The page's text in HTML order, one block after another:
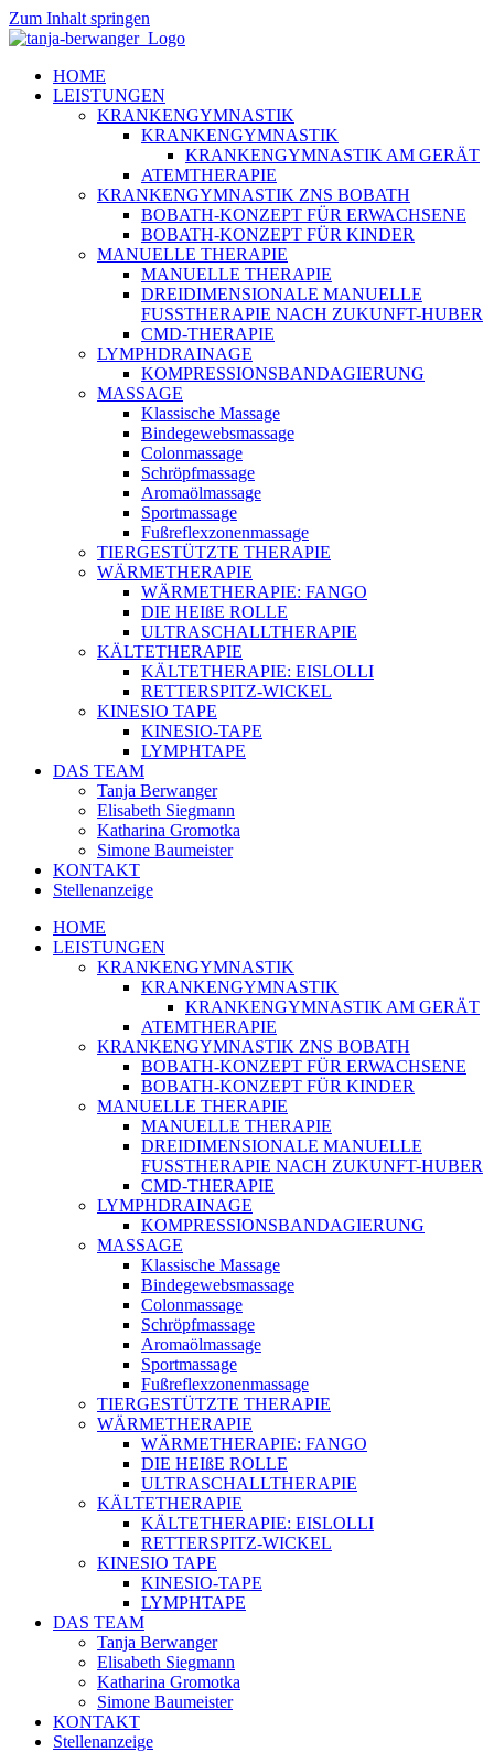
Zum Inhalt springen
HOME
LEISTUNGEN
KRANKENGYMNASTIK
KRANKENGYMNASTIK
KRANKENGYMNASTIK AM GERÄT
ATEMTHERAPIE
KRANKENGYMNASTIK ZNS BOBATH
BOBATH-KONZEPT FÜR ERWACHSENE
BOBATH-KONZEPT FÜR KINDER
MANUELLE THERAPIE
MANUELLE THERAPIE
DREIDIMENSIONALE MANUELLE
FUSSTHERAPIE NACH ZUKUNFT-HUBER
CMD-THERAPIE
LYMPHDRAINAGE
KOMPRESSIONSBANDAGIERUNG
MASSAGE
Klassische Massage
Bindegewebsmassage
Colonmassage
Schröpfmassage
Aromaölmassage
Sportmassage
Fußreflexzonenmassage
TIERGESTÜTZTE THERAPIE
WÄRMETHERAPIE
WÄRMETHERAPIE: FANGO
DIE HEIßE ROLLE
ULTRASCHALLTHERAPIE
KÄLTETHERAPIE
KÄLTETHERAPIE: EISLOLLI
RETTERSPITZ-WICKEL
KINESIO TAPE
KINESIO-TAPE
LYMPHTAPE
DAS TEAM
Tanja Berwanger
Elisabeth Siegmann
Katharina Gromotka
Simone Baumeister
KONTAKT
Stellenanzeige
HOME
LEISTUNGEN
KRANKENGYMNASTIK
KRANKENGYMNASTIK
KRANKENGYMNASTIK AM GERÄT
ATEMTHERAPIE
KRANKENGYMNASTIK ZNS BOBATH
BOBATH-KONZEPT FÜR ERWACHSENE
BOBATH-KONZEPT FÜR KINDER
MANUELLE THERAPIE
MANUELLE THERAPIE
DREIDIMENSIONALE MANUELLE
FUSSTHERAPIE NACH ZUKUNFT-HUBER
CMD-THERAPIE
LYMPHDRAINAGE
KOMPRESSIONSBANDAGIERUNG
MASSAGE
Klassische Massage
Bindegewebsmassage
Colonmassage
Schröpfmassage
Aromaölmassage
Sportmassage
Fußreflexzonenmassage
TIERGESTÜTZTE THERAPIE
WÄRMETHERAPIE
WÄRMETHERAPIE: FANGO
DIE HEIßE ROLLE
ULTRASCHALLTHERAPIE
KÄLTETHERAPIE
KÄLTETHERAPIE: EISLOLLI
RETTERSPITZ-WICKEL
KINESIO TAPE
KINESIO-TAPE
LYMPHTAPE
DAS TEAM
Tanja Berwanger
Elisabeth Siegmann
Katharina Gromotka
Simone Baumeister
KONTAKT
Stellenanzeige